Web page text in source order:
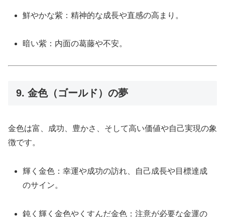
鮮やかな紫：精神的な成長や直感の高まり。
暗い紫：内面の葛藤や不安。
9. 金色（ゴールド）の夢
金色は富、成功、豊かさ、そして高い価値や自己実現の象
徴です。
輝く金色：幸運や成功の訪れ、自己成長や目標達成
のサイン。
鈍く輝く金色やくすんだ金色：注意が必要な金運の